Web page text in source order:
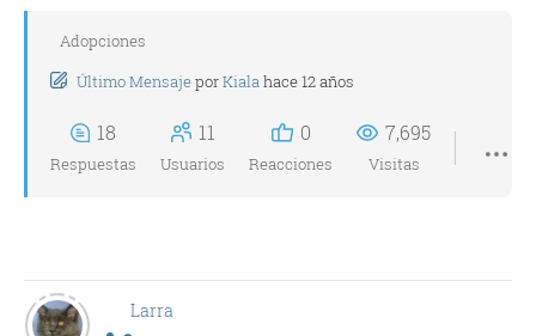
Adopciones
Último MensajeporKialahace 12 años
18
Respuestas
11
Usuarios
0
Reacciones
7,695
Visitas
Larra